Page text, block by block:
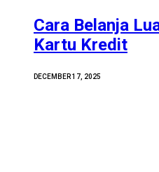
Cara Belanja
Kartu Kredit
DECEMBER 17, 2025